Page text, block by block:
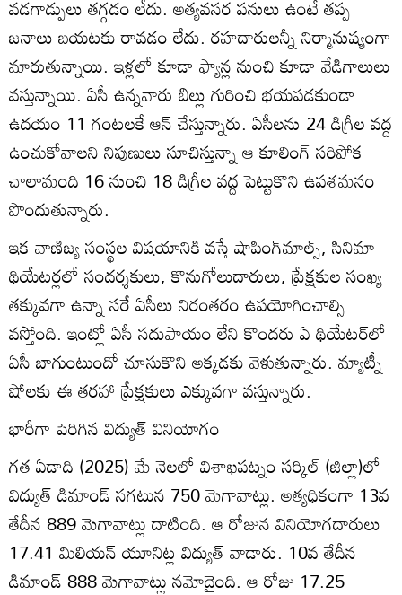
వడగాడ్పులు తగ్గడం లేదు. అత్యవసర పనులు ఉంటే తప్ప
జనాలు బయటకు రావడం లేదు. రహదారులన్నీ నిర్మానుష్యంగా
మారుతున్నాయి. ఇళ్లలో కూడా ఫ్యాన్ల నుంచి కూడా వేడిగాలులు
వస్తున్నాయి. ఏసీ ఉన్నవారు బిల్లు గురించి భయపడకుండా
ఉదయం 11 గంటలకే ఆన్‌ చేస్తున్నారు. ఏసీలను 24 డిగ్రీల వద్ద
ఉంచుకోవాలని నిపుణులు సూచిస్తున్నా ఆ కూలింగ్‌ సరిపోక
చాలామంది 16 నుంచి 18 డిగ్రీల వద్ద పెట్టుకొని ఉపశమనం
పొందుతున్నారు.
ఇక వాణిజ్య సంస్థల విషయానికి వస్తే షాపింగ్‌మాల్స్‌, సినిమా
థియేటర్లలో సందర్శకులు, కొనుగోలుదారులు, ప్రేక్షకుల సంఖ్య
తక్కువగా ఉన్నా సరే ఏసీలు నిరంతరం ఉపయోగించాల్సి
వస్తోంది. ఇంట్లో ఏసీ సదుపాయం లేని కొందరు ఏ థియేటర్‌లో
ఏసీ బాగుంటుందో చూసుకొని అక్కడకు వెళుతున్నారు. మ్యాట్నీ
షోలకు ఈ తరహా ప్రేక్షకులు ఎక్కువగా వస్తున్నారు.
భారీగా పెరిగిన విద్యుత్‌ వినియోగం
గత ఏడాది (2025) మే నెలలో విశాఖపట్నం సర్కిల్‌ (జిల్లా)లో
విద్యుత్‌ డిమాండ్‌ సగటున 750 మెగావాట్లు. అత్యధికంగా 13వ
తేదీన 889 మెగావాట్లు దాటింది. ఆ రోజున వినియోగదారులు
17.41 మిలియన్‌ యూనిట్ల విద్యుత్‌ వాడారు. 10వ తేదీన
డిమాండ్‌ 888 మెగావాట్లు నమోదైంది. ఆ రోజు 17.25